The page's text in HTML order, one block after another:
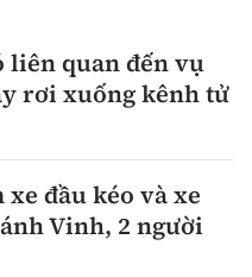
quan đến vụ
rơi xuống kênh tử
xe đầu kéo và xe
Vinh, 2 người